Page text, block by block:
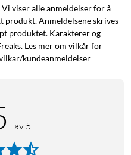
nye optisk-mekaniske
Nå får du utrolig
nøyaktig klikkefølelse i en og
viser alle anmeldelser for å
produkt. Anmeldelsene skrives
produktet. Karakterer og
Les mer om vilkår for
kundeanmeldelser
av 5